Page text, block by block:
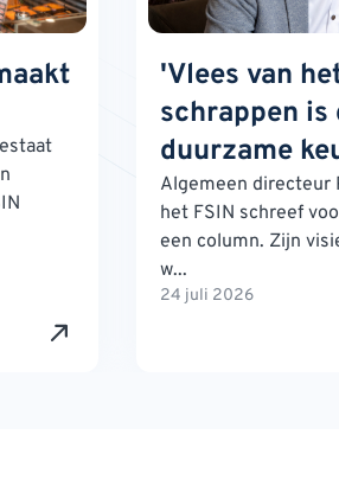
'Vlees van
schrappen is
duurzame
Algemeen directeur
het FSIN schreef
een column. Zijn
w...
24 juli 2026